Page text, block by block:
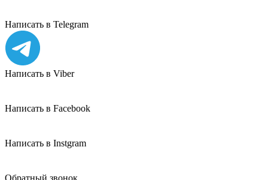
Написать в Telegram
Написать в Viber
Написать в Facebook
Написать в Instgram
Обратный звонок